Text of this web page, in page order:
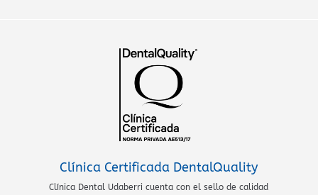
Clínica Certificada DentalQuality
Clínica Dental Udaberri cuenta con el sello de calidad